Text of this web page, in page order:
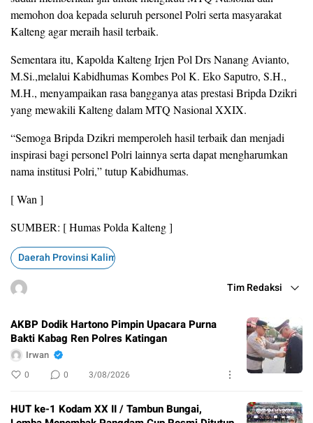
memohon doa kepada seluruh personel Polri serta masyarakat
Kalteng agar meraih hasil terbaik.
Sementara itu, Kapolda Kalteng Irjen Pol Drs Nanang Avianto,
M.Si.,melalui Kabidhumas Kombes Pol K. Eko Saputro, S.H.,
M.H., menyampaikan rasa bangganya atas prestasi Bripda Dzikri
yang mewakili Kalteng dalam MTQ Nasional XXIX.
“Semoga Bripda Dzikri memperoleh hasil terbaik dan menjadi
inspirasi bagi personel Polri lainnya serta dapat mengharumkan
nama institusi Polri,” tutup Kabidhumas.
[ Wan ]
SUMBER: [ Humas Polda Kalteng ]
Daerah Provinsi Kalimantan Selatan
Tim Redaksi
AKBP Dodik Hartono Pimpin Upacara Purna
Bakti Kabag Ren Polres Katingan
Irwan
0 0 3/08/2026
HUT ke-1 Kodam XX II / Tambun Bungai,